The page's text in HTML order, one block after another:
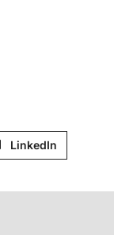
LinkedIn